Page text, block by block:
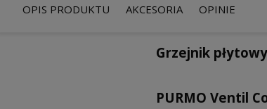
OPIS PRODUKTU AKCESORIA OPINIE
Grzejnik
PURMO Ventil